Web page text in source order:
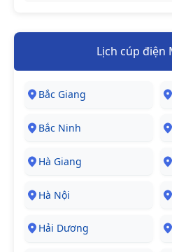
Lịch cúp điện
Bắc Giang
Bắc Ninh
Hà Giang
Hà Nội
Hải Dương